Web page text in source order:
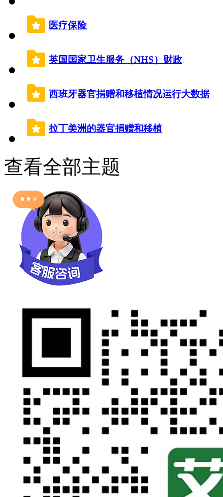
医疗保险
英国国家卫生服务（NHS）财政
西班牙器官捐赠和移植情况运行大数据
拉丁美洲的器官捐赠和移植
查看全部主题